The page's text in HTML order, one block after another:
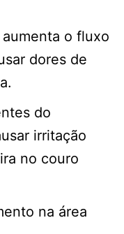
o fluxo
dores de
do
irritação
no couro
na área